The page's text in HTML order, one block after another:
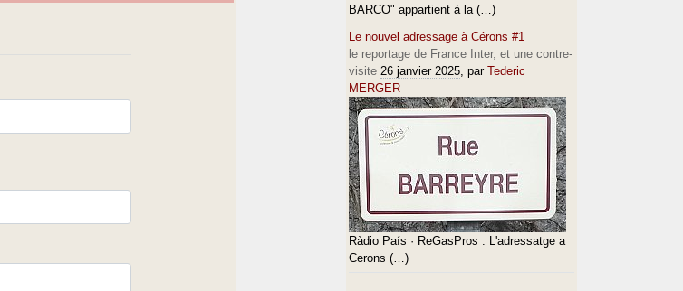
la pan-Occitanie ?
BARCO" appartient à la (…)
Le nouvel adressage à Cérons #1
le reportage de France Inter, et une contre-
visite 26 janvier 2025, par Tederic
MERGER
Ràdio País · ReGasPros : L'adressatge a
Cerons (…)